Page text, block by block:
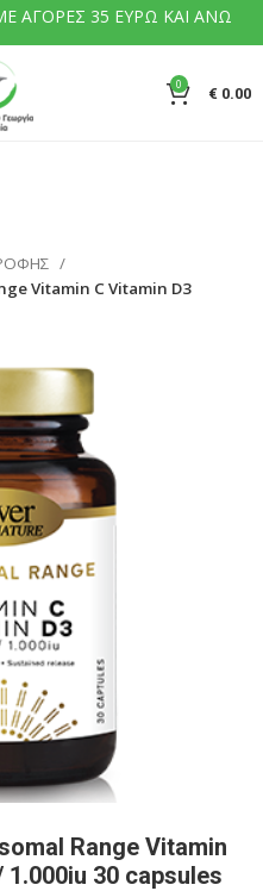
ΑΓΟΡΕΣ 35 ΕΥΡΩ ΚΑΙ ΑΝΩ
0 € 0.00
Vitamin C Vitamin D3
Range Vitamin
1.000iu 30 capsules